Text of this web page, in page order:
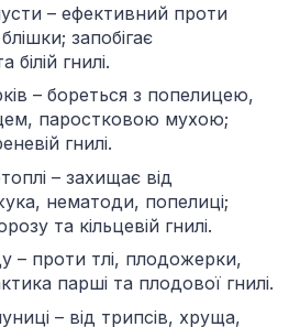
– ефективний проти
запобігає
гнилі.
– бореться з попелицею,
паростковою мухою;
гнилі.
– захищає від
нематоди, попелиці;
та кільцевій гнилі.
– проти тлі, плодожерки,
парші та плодової гнилі.
– від трипсів, хруща,